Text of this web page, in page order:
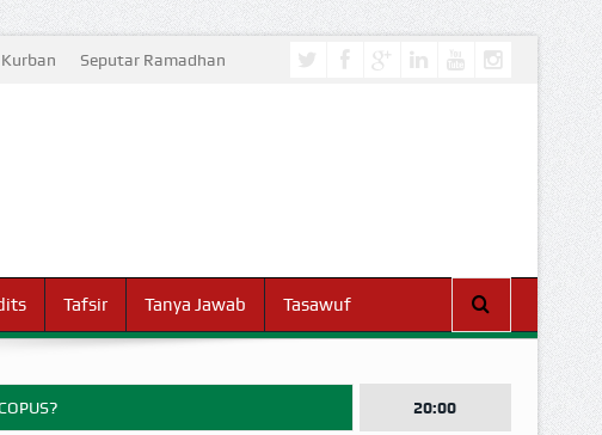
Seputar Ramadhan
Tafsir Tanya Jawab Tasawuf
20:00